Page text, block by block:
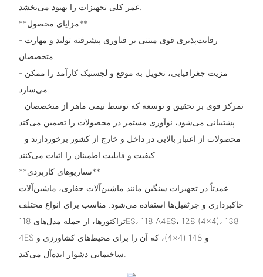
**مزایای محصول**
- رقابت‌پذیری قوی مبتنی بر فناوری پیشرفته تولید و مهارت
- مزیت جغرافیایی، تحویل به موقع و لجستیک کارآمد را ممکن
- تمرکز قوی بر تحقیق و توسعه که توسط تیمی ماهر از متخصصان
- محصولات از اعتبار بالایی در داخل و خارج از کشور برخوردارند و
کیفیت و قابلیت اطمینان را اثبات می‌کنند.
**سناریوهای کاربردی**
عمدتاً در تجهیزات سنگین مانند ماشین‌آلات حفاری، ماشین‌آلات
خاکبرداری و جرثقیل‌ها استفاده می‌شود. مناسب برای انواع مختلف
تراکتورها، از جمله مدل‌های 118ES، 118 A4ES، 128 (4×4)، 138
4ES و 148 (4×4)، که آن را برای محیط‌های کشاورزی و